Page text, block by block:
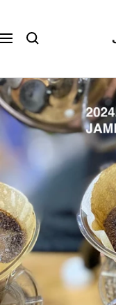
テ
ツ
へ
ス
ッ
ナ
ゲ
ー
シ
ン
倉
公
式
サ
イ
ト